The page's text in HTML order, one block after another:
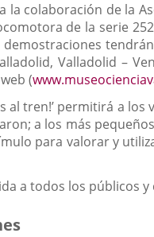
la colaboración de la
de la serie
Valladolid –
(
al tren!’ permitirá a
a los más
para valorar y
a todos los públicos